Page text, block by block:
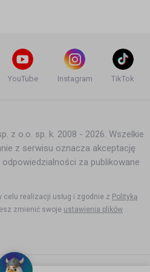
do Norwegii kiedy było
100 Polaków
zdejmiemy maseczki? - Paweł
epidemiolog z
instruktażowe
Karpowski
YouTube Instagram TikTok
z o.o. sp. k. 2008 - 2026. Wszelkie
z serwisu oznacza akceptację
za publikowane
realizacji usług i zgodnie z Polityką
zmienić swoje ustawienia plików